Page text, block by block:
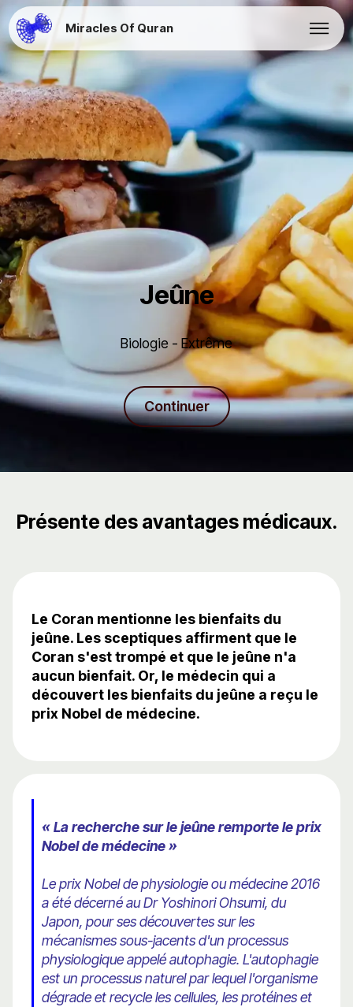
Miracles Of Quran
Jeûne
Biologie - Extrême
Continuer
Présente des avantages médicaux.
Le Coran mentionne les bienfaits du
jeûne. Les sceptiques affirment que le
Coran s'est trompé et que le jeûne n'a
aucun bienfait. Or, le médecin qui a
découvert les bienfaits du jeûne a reçu le
prix Nobel de médecine.
« La recherche sur le jeûne remporte le prix
Nobel de médecine »
Le prix Nobel de physiologie ou médecine 2016
a été décerné au Dr Yoshinori Ohsumi, du
Japon, pour ses découvertes sur les
mécanismes sous-jacents d'un processus
physiologique appelé autophagie. L'autophagie
est un processus naturel par lequel l'organisme
dégrade et recycle les cellules, les protéines et